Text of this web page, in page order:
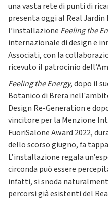
una vasta rete di punti di
presenta oggi al Real Jardín
l’installazione Feeling the
internazionale di design e
Associati, con la
ricevuto il patrocinio
Feeling the Energy, dopo il
Botanico di Brera
Design Re-Generation e
vincitore per la Menzione
FuoriSalone Award 2022,
dello scorso giugno, fa
L’installazione regala
circonda può essere
infatti, si snoda
percorsi già esistenti del